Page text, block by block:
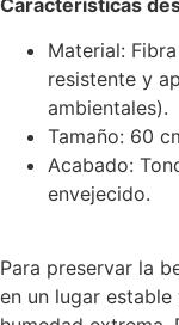
Material:
resistente y
ambientales).
Tamaño: 60
Acabado:
envejecido.
Para preservar la
en un lugar